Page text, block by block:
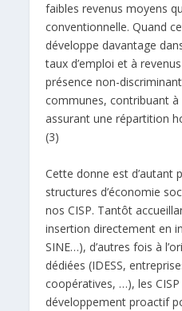
faibles revenus moyens
conventionnelle. Quand
développe davantage
taux d’emploi et à revenus
présence non-
communes, contribuant à
assurant une répartition
(3)
Cette donne est d’autant
structures d’économie
nos CISP. Tantôt
insertion directement en
SINE…), d’autres fois à
dédiées (IDESS,
coopératives, …), les CISP
développement proactif